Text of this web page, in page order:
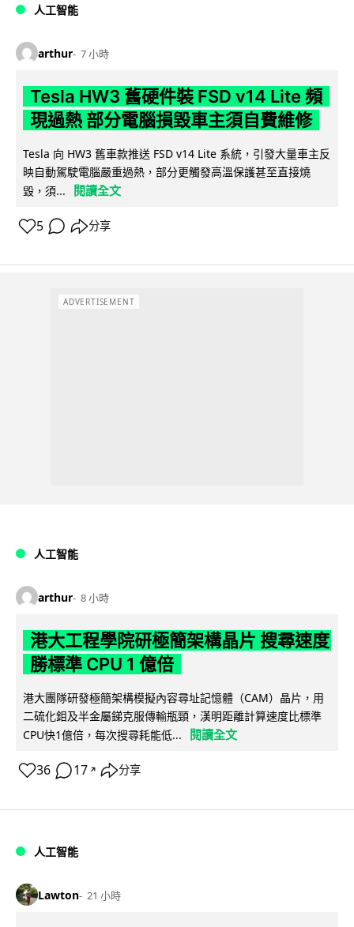
人工智能
arthur 7 小時
Tesla HW3 舊硬件裝 FSD v14 Lite 頻
現過熱 部分電腦損毀車主須自費維修
Tesla 向 HW3 舊車款推送 FSD v14 Lite 系統，引發大量車主反
映自動駕駛電腦嚴重過熱，部分更觸發高溫保護甚至直接燒
毀，須...
閱讀全文
5 分享
ADVERTISEMENT
人工智能
arthur 8 小時
港大工程學院研極簡架構晶片 搜尋速度
勝標準 CPU 1 億倍
港大團隊研發極簡架構模擬內容尋址記憶體（CAM）晶片，用
二硫化鉬及半金屬銻克服傳輸瓶頸，漢明距離計算速度比標準
CPU快1億倍，每次搜尋耗能低...
閱讀全文
36 17 ↗ 分享
人工智能
Lawton 21 小時